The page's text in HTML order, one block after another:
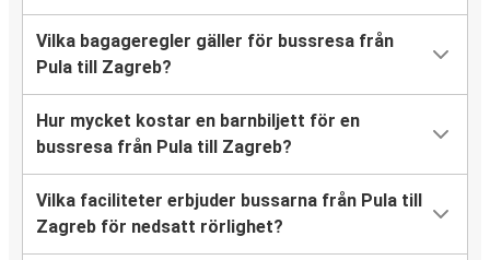
Vilka bagageregler gäller för bussresa från
Pula till Zagreb?
Hur mycket kostar en barnbiljett för en
bussresa från Pula till Zagreb?
Vilka faciliteter erbjuder bussarna från Pula till
Zagreb för nedsatt rörlighet?